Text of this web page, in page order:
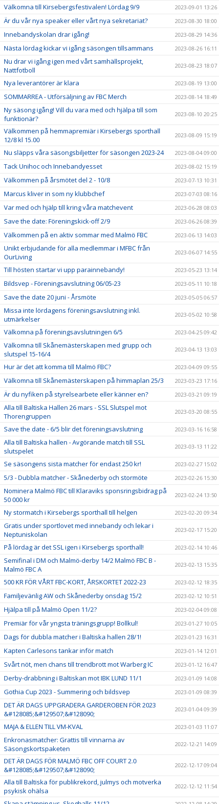
Välkomna till Kirsebergsfestivalen! Lördag 9/9 2023-09-01 13:26
Är du vår nya speaker eller vårt nya sekretariat? 2023-08-30 18:00
Innebandyskolan drar igång! 2023-08-29 14:36
Nästa lördag kickar vi igång säsongen tillsammans 2023-08-26 16:11
Nu drar vi igång igen med vårt samhällsprojekt,
Nattfotboll
2023-08-23 18:07
Nya leverantörer är klara 2023-08-19 13:00
SOMMARREA - Utförsäljning av FBC Merch 2023-08-14 18:49
Ny säsong igång! Vill du vara med och hjälpa till som
funktionär?
2023-08-10 20:25
Välkommen på hemmapremiär i Kirsebergs sporthall
12/8 kl 15.00
2023-08-09 15:19
Nu släpps våra säsongsbiljetter för säsongen 2023-24 2023-08-04 09:00
Tack Unihoc och Innebandyesset 2023-08-02 15:19
Välkommen på årsmötet del 2 - 10/8 2023-07-13 10:31
Marcus kliver in som ny klubbchef 2023-07-03 08:16
Var med och hjälp till kring våra matchevent 2023-06-28 08:03
Save the date: Föreningskick-off 2/9 2023-06-26 08:39
Välkommen på en aktiv sommar med Malmö FBC 2023-06-13 14:03
Unikt erbjudande för alla medlemmar i MFBC från
OurLiving
2023-06-07 14:55
Till hösten startar vi upp parainnebandy! 2023-05-23 13:14
Bildsvep - Föreningsavslutning 06/05-23 2023-05-11 10:18
Save the date 20 juni - Årsmöte 2023-05-05 06:57
Missa inte lördagens föreningsavslutning inkl.
utmärkelser
2023-05-02 10:58
Välkomna på föreningsavslutningen 6/5 2023-04-25 09:42
Välkomna till Skånemästerskapen med grupp och
slutspel 15-16/4
2023-04-13 13:03
Hur är det att komma till Malmö FBC? 2023-04-09 09:55
Välkomna till Skånemästerskapen på himmaplan 25/3 2023-03-23 17:16
Är du nyfiken på styrelsearbete eller känner en? 2023-03-21 09:19
Alla till Baltiska Hallen 26 mars - SSL Slutspel mot
Thorengruppen
2023-03-20 08:55
Save the date - 6/5 blir det föreningsavslutning 2023-03-16 16:58
Alla till Baltiska hallen - Avgörande match till SSL
slutspelet
2023-03-13 11:22
Se säsongens sista matcher för endast 250 kr! 2023-02-27 15:02
5/3 - Dubbla matcher - Skånederby och stormöte 2023-02-26 15:30
Nominera Malmö FBC till Klaraviks sponsringsbidrag på
50 000 kr
2023-02-24 13:50
Ny stormatch i Kirsebergs sporthall till helgen 2023-02-20 09:34
Gratis under sportlovet med innebandy och lekar i
Neptuniskolan
2023-02-17 15:20
På lördag är det SSL igen i Kirsebergs sporthall! 2023-02-14 10:46
Semifinal i DM och Malmö-derby 14/2 Malmö FBC B -
Malmö FBC A
2023-02-13 15:35
500 KR FÖR VÅRT FBC-KORT, ÅRSKORTET 2022-23 2023-02-12 18:35
Familjevänlig AW och Skånederby onsdag 15/2 2023-02-12 10:51
Hjälpa till på Malmö Open 11/2? 2023-02-04 09:08
Premiär för vår yngsta träningsgrupp! Bollkul! 2023-01-27 10:05
Dags för dubbla matcher i Baltiska hallen 28/1! 2023-01-23 16:31
Kapten Carlesons tankar inför match 2023-01-14 12:01
Svårt nöt, men chans till trendbrott mot Warberg IC 2023-01-12 16:47
Derby-drabbning i Baltiskan mot IBK LUND 11/1 2023-01-09 14:08
Gothia Cup 2023 - Summering och bildsvep 2023-01-09 08:39
DET ÄR DAGS UPPGRADERA GARDEROBEN FÖR 2023
&#128085;&#129507;&#128090;
2023-01-04 09:39
MAJA & ELLEN TILL VM-KVAL 2023-01-03 11:07
Enkronasmatcher: Grattis till vinnarna av
Säsongskortspaketen
2022-12-21 14:09
DET ÄR DAGS FÖR MALMÖ FBC OFF COURT 2.0
&#128085;&#129507;&#128090;
2022-12-17 09:04
Alla till Baltiska för publikrekord, julmys och motverka
psykisk ohälsa
2022-12-12 11:54